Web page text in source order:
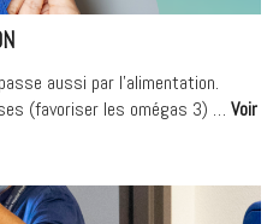
aussi par l’alimentation.
(favoriser les omégas 3) … Voir